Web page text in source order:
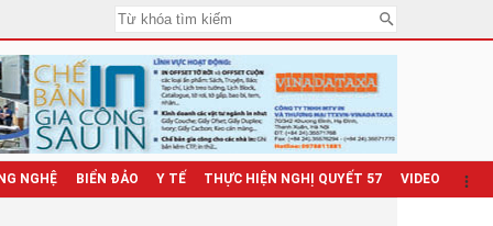
NGHỆ BIỂN ĐẢO Y TẾ THỰC HIỆN NGHỊ QUYẾT 57 VIDEO